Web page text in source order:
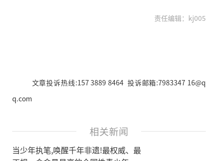
责任编辑：kj005
文章投诉热线:157 3889 8464 投诉邮箱:7983347 16@q
q.com
相关新闻
当少年执笔,唤醒千年非遗!最权威、最